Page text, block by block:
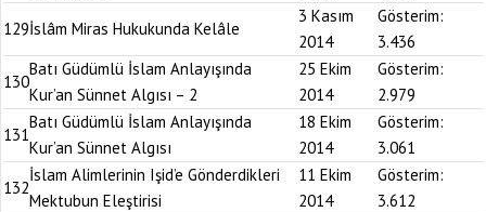
129İslâm Miras Hukukunda Kelâle
3 Kasım
2014
Gösterim:
3.436
130
Batı Güdümlü İslam Anlayışında
Kur’an Sünnet Algısı – 2
25 Ekim
2014
Gösterim:
2.979
131
Batı Güdümlü İslam Anlayışında
Kur’an Sünnet Algısı
18 Ekim
2014
Gösterim:
3.061
132
İslam Alimlerinin Işid’e Gönderdikleri
Mektubun Eleştirisi
11 Ekim
2014
Gösterim:
3.612